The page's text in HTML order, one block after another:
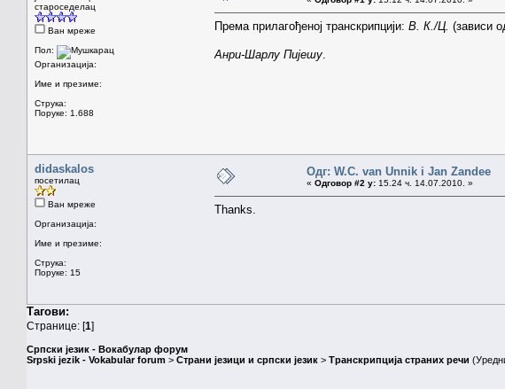
староседелац
Ван мреже
Пол:
Организација:
Име и презиме:
Струка:
Поруке: 1.688
Према прилагођеној транскрипцији: В. К./Ц. (зависи
Анри-Шарлу Пијешу
didaskalos
посетилац
Ван мреже
Организација:
Име и презиме:
Струка:
Поруке: 15
Одг: W.C. van Unnik i Jan Zandee
« Одговор #2 у: 15.24 ч. 14.07.2010. »
Thanks.
Тагови:
Странице: [1]
Српски језик - Вокабулар форум
Srpski jezik - Vokabular forum > Страни језици и српски језик > Транскрипција страних речи